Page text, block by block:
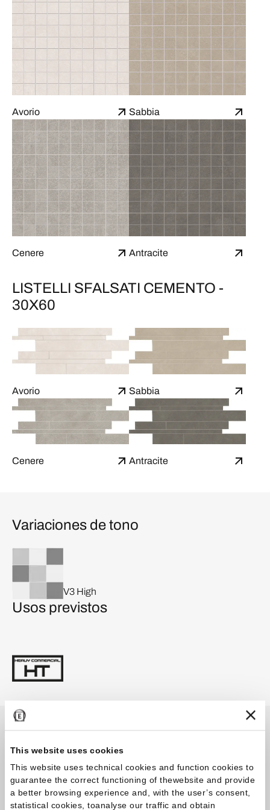
This website uses cookies
This website uses technical cookies and function cookies to
guarantee the correct functioning of thewebsite and provide
a better browsing experience and, with the user’s consent,
statistical cookies, toanalyse our traffic and obtain
Avorio Sabbia
Cenere Antracite
LISTELLI SFALSATI CEMENTO -
30X60
Avorio Sabbia
Cenere Antracite
Variaciones de tono
V3 High
Usos previstos
Catalogar